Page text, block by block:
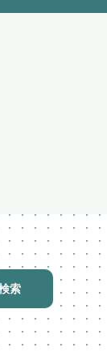
索